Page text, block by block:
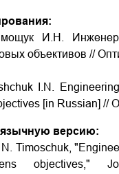
И.Н.
объективов //
I.N.
[in Russian] //
версию:
Timoschuk,
objectives,"